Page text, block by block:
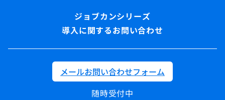
導入に関するお問い合わせ
メールお問い合わせフォーム
随時受付中